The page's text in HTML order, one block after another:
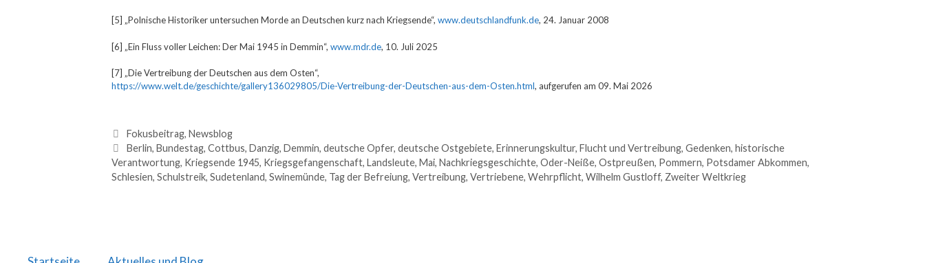
[5] „Polnische Historiker untersuchen Morde an Deutschen kurz nach Kriegsende“, www.deutschlandfunk.de, 24. Januar 2008
[6] „Ein Fluss voller Leichen: Der Mai 1945 in Demmin“, www.mdr.de, 10. Juli 2025
[7] „Die Vertreibung der Deutschen aus dem Osten“,
https://www.welt.de/geschichte/gallery136029805/Die-Vertreibung-der-Deutschen-aus-dem-Osten.html, aufgerufen am 09. Mai 2026
Fokusbeitrag, Newsblog
Berlin, Bundestag, Cottbus, Danzig, Demmin, deutsche Opfer, deutsche Ostgebiete, Erinnerungskultur, Flucht und Vertreibung, Gedenken, historische
Verantwortung, Kriegsende 1945, Kriegsgefangenschaft, Landsleute, Mai, Nachkriegsgeschichte, Oder-Neiße, Ostpreußen, Pommern, Potsdamer Abkommen,
Schlesien, Schulstreik, Sudetenland, Swinemünde, Tag der Befreiung, Vertreibung, Vertriebene, Wehrpflicht, Wilhelm Gustloff, Zweiter Weltkrieg